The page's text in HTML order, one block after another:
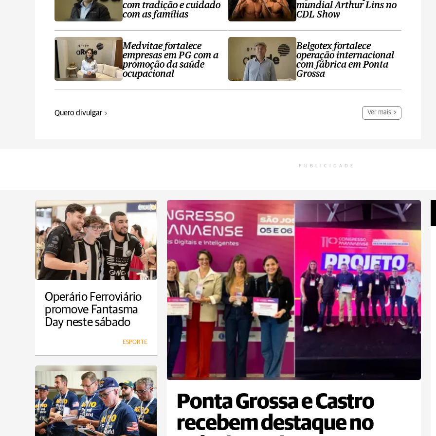
com tradição e cuidado
com as famílias
Medvitae fortalece
empresas em PG com a
promoção da saúde
ocupacional
mundial Arthur Lins no
CDL Show
Belgotex fortalece
operação internacional
com fábrica em Ponta
Grossa
Quero divulgar Ver mais
PUBLICIDADE
Operário Ferroviário
promove Fantasma
Day neste sábado
ESPORTE
Ponta Grossa e Castro
recebem destaque no